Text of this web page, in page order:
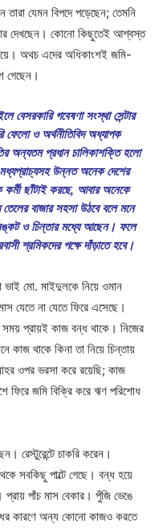
তারা যেমন বিপদে পড়েছেন; তেমনি
দেখছেন। কোনো কিছুতেই আশ্বস্ত
অথচ এদের অধিকাংশই জমি-
গেছেন।
বেসরকারি গবেষণা সংস্থা সেন্টার
ফেলো ও অর্থনীতিবিদ অধ্যাপক
অন্যতম প্রধান চালিকাশক্তি হলো
উন্নত অনেক দেশের
কর্মী ছাঁটাই করছে, আবার অনেকে
তেলের বাজার সহসা উঠবে বলে মনে
ও চিন্তার মধ্যে আছেন। ফলে
শ্রমিকদের পক্ষে দাঁড়াতে হবে।
মো. মাইদুলকে নিয়ে ওমান
যেতে না যেতে ফিরে এসেছে।
সময় প্রায়ই কাজ বন্ধ থাকে। নিজের
কাজ থাকে কিনা তা নিয়ে চিন্তায়
ওপর ভরসা করে রয়েছি; কাজ
ফিরে জমি বিক্রি করে ঋণ পরিশোধ
রেস্টুরেন্টে চাকরি করেন।
সবকিছু পাল্টে গেছে। বন্ধ হয়ে
প্রায় পাঁচ মাস বেকার। পুঁজি ভেঙে
কারণে অন্য কোনো কাজও করতে